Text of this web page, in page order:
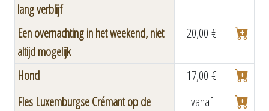
lang verblijf
Een overnachting in het weekend, niet
altijd mogelijk
20,00 €
Hond
17,00 €
Fles Luxemburgse Crémant op de
vanaf